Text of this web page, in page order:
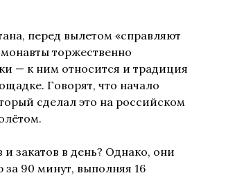
перед вылетом «справляют
торжественно
— к ним относится и традиция
Говорят, что начало
сделал это на российском
и закатов в день? Однако, они
за 90 минут, выполняя 16